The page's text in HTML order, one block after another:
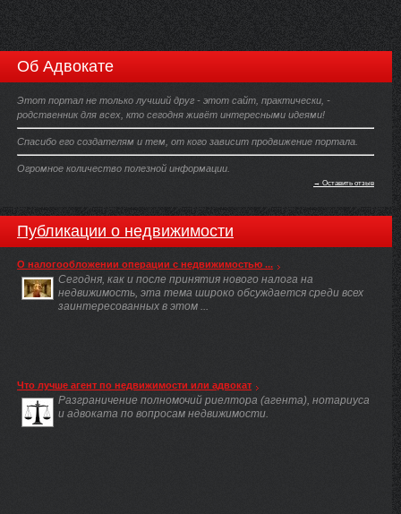
Об Адвокате
Этот портал не только лучший друг - этот сайт, практически, -
родственник для всех, кто сегодня живёт интересными идеями!
Спасибо его создателям и тем, от кого зависит продвижение портала.
Огромное количество полезной информации.
→ Оставить отзыв
Публикации о недвижимости
О налогообложении операции с недвижимостью ...
Сегодня, как и после принятия нового налога на
недвижимость, эта тема широко обсуждается среди всех
заинтересованных в этом ...
Что лучше агент по недвижимости или адвокат
Разграничение полномочий риелтора (агента), нотариуса
и адвоката по вопросам недвижимости.